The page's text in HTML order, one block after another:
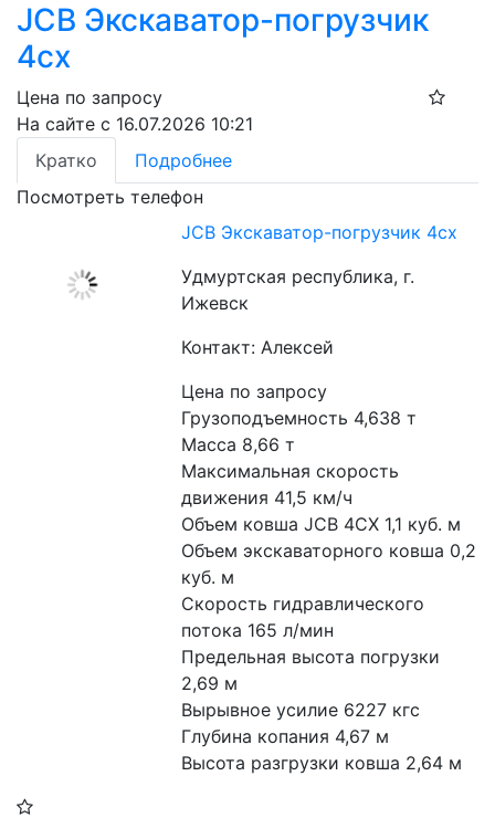
JCB Экскаватор-погрузчик
4cx
Цена по запросу
На сайте с 16.07.2026 10:21
Кратко
Подробнее
Посмотреть телефон
JCB Экскаватор-погрузчик 4cx
Удмуртская республика, г.
Ижевск
Контакт: Алексей
Цена по запросу
Грузоподъемность 4,638 т
Масса 8,66 т
Максимальная скорость
движения 41,5 км/ч
Объем ковша JCB 4CX 1,1 куб. м
Объем экскаваторного ковша 0,2
куб. м
Скорость гидравлического
потока 165 л/мин
Предельная высота погрузки
2,69 м
Вырывное усилие 6227 кгс
Глубина копания 4,67 м
Высота разгрузки ковша 2,64 м